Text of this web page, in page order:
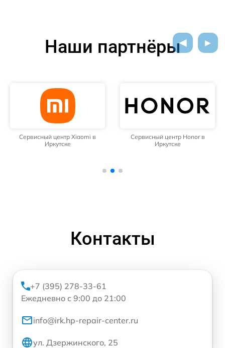
Наши партнёры
Сервисный центр Xiaomi в
Иркутске
Сервисный центр Honor в
Иркутске
Контакты
+7 (395) 278-33-61
Ежедневно с 9:00 до 21:00
info@irk.hp-repair-center.ru
ул. Дзержинского, 25